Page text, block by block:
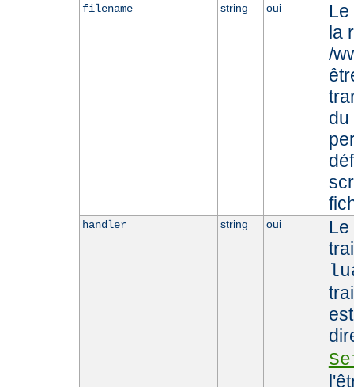
filename string oui
Le
la
/
du
handler string oui